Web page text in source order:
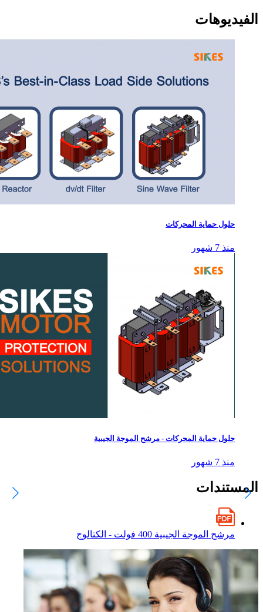
الفيديوهات
حلول حماية المحركات
منذ 7 شهور
حلول حماية المحركات - مرشح الموجة الجيبية
منذ 7 شهور
المستندات
مرشح الموجة الجيبية 400 فولت - الكتالوج